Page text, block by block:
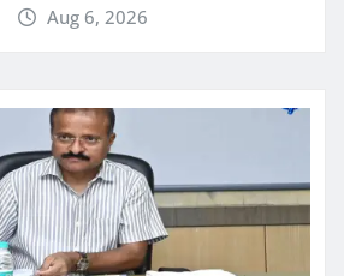
Aug 6, 2026